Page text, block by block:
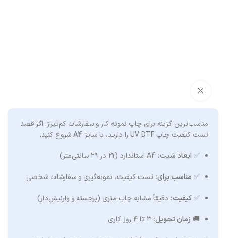
مناسب‌ترین گزینه برای چاپ نمونه کار و سفارشات کم‌تیراژ. اگر قصد
تست کیفیت چاپ UV DTF را دارید، با سایز
A4شروع کنید.
✅ ابعاد شیت: A4 استاندارد (۲۱ در ۲۹ سانتی‌متر)
✅ مناسب برای: تست کیفیت، نمونه‌گیری و سفارشات شخصی
✅کیفیت: دقیقاً مشابه چاپ متری (برجسته و وارنیش‌دار)
🚚 زمان تحویل: ۳ تا ۴ روز کاری